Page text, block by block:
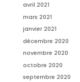
avril 2021
mars 2021
janvier 2021
décembre 2020
novembre 2020
octobre 2020
septembre 2020